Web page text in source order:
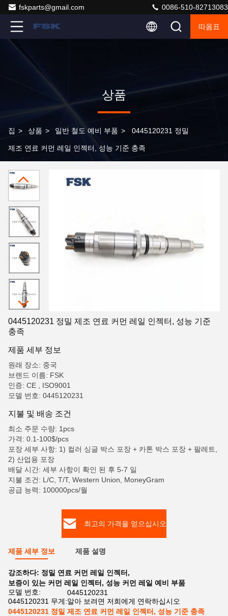
fskparts@gmail.com 0086-510-82713083
따옴표
상품
집 > 상품 > 일반 철도 예비 부품 > 0445120231 정밀
제조 연료 커먼 레일 인젝터, 성능 기준 충족
0445120231 정밀 제조 연료 커먼 레일 인젝터, 성능 기준
충족
제품 세부 정보
원래 장소: 중국
브랜드 이름: FSK
인증: CE , ISO9001
모델 번호: 0445120231
지불 및 배송 조건
최소 주문 수량: 1pcs
가격: 0.1-100$/pcs
포장 세부 사항: 1) 컬러 싱글 박스 포장 + 카톤 박스 포장 + 팔레트,
2) 산업용 포장
배달 시간: 세부 사항이 확인 된 후 5-7 일
지불 조건: L/C, T/T, Western Union, MoneyGram
공급 능력: 100000pcs/월
최고의 가격을 얻으십시오
제품 세부 정보 제품 설명
강조하다: 정밀 연료 커먼 레일 인젝터 ,
보증이 있는 커먼 레일 인젝터 , 성능 커먼 레일 예비 부품
모델 번호:
0445120231
0445120231 무게:알아 보려면 저희에게 연락하십시오
0445120231 정밀 제조 연료 커먼 레일 인젝터, 성능 기준 충족